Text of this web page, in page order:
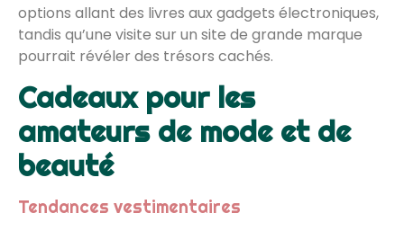
options allant des livres aux gadgets électroniques,
tandis qu’une visite sur un site de grande marque
pourrait révéler des trésors cachés.
Cadeaux pour les
amateurs de mode et de
beauté
Tendances vestimentaires